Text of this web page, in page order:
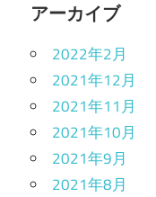
アーカイブ
2022年2月
2021年12月
2021年11月
2021年10月
2021年9月
2021年8月